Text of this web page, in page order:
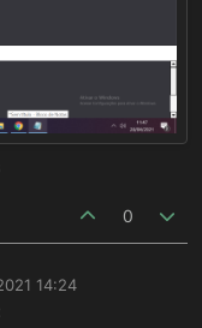
0
14:24